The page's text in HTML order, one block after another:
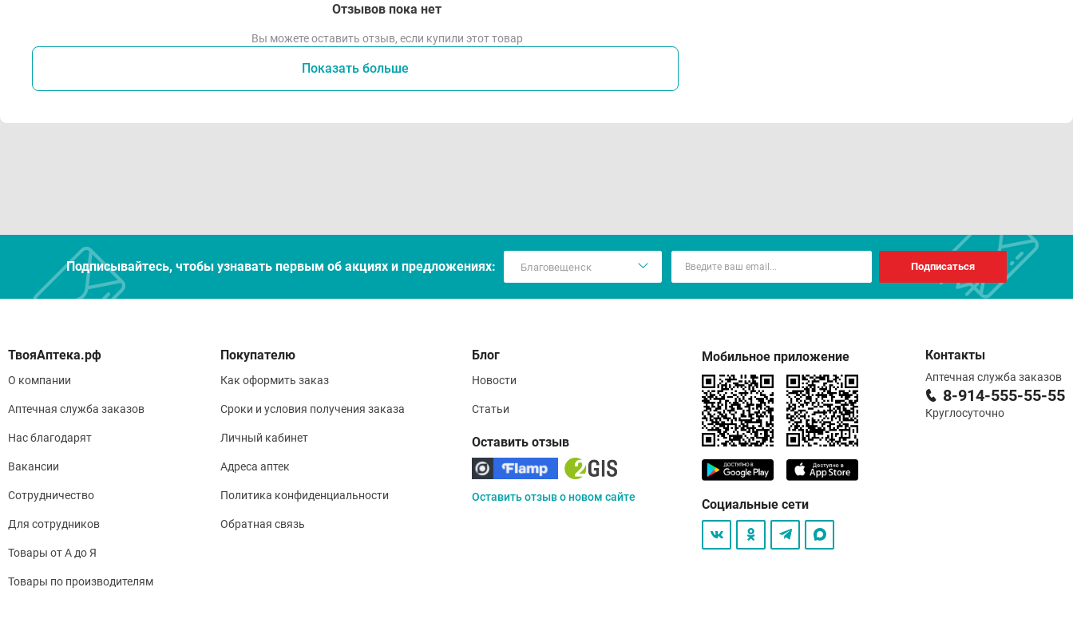
Отзывов пока нет
Вы можете оставить отзыв, если купили этот товар
Показать больше
Подписывайтесь, чтобы узнавать первым об акцияx и предложениях: Подписаться
О компании
Аптечная служба заказов
Нас благодарят
Вакансии
Сотрудничество
Для сотрудников
Товары от А до Я
Товары по производителям
Покупателю
Как оформить заказ
Сроки и условия получения заказа
Личный кабинет
Адреса аптек
Политика конфиденциальности
Обратная связь
Блог
Новости
Статьи
Оставить отзыв
Оставить отзыв о новом сайте
Мобильное приложение
Социальные сети
Контакты
Аптечная служба заказов
8-914-555-55-55
Круглосуточно